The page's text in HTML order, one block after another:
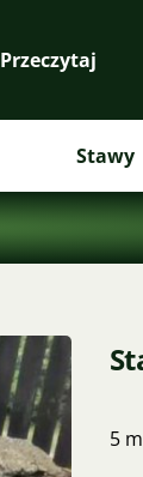
Przeczytaj
Stawy
5